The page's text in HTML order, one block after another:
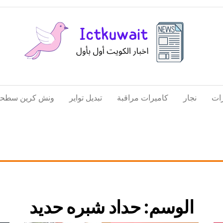
الكويت
تكنولوجيا
المعلومات
ونش كرين تبديل تواير كاميرات مراقبة نجار
الوسم:حداد شبره حديد